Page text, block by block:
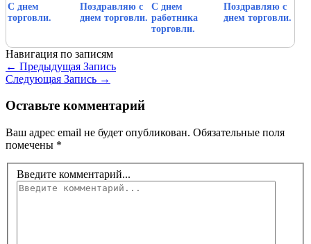
С днем
торговли.
Поздравляю с
днем торговли.
С днем
работника
торговли.
Поздравляю с
днем торговли.
Навигация по записям
← Предыдущая Запись
Следующая Запись →
Оставьте комментарий
Ваш адрес email не будет опубликован. Обязательные поля
помечены *
Введите комментарий...